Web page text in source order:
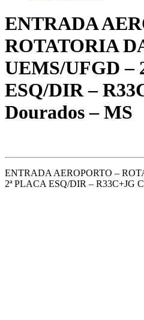
ENTRADA
ROTATORIA
UEMS/UFGD –
ESQ/DIR –
Dourados – MS
ENTRADA AEROPORTO –
2ª PLACA ESQ/DIR – R33C+JG